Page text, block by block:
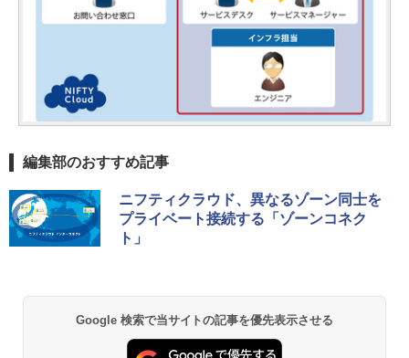
編集部のおすすめ記事
ニフティクラウド、異なるゾーン同士を
プライベート接続する「ゾーンコネク
ト」
Google 検索で当サイトの記事を優先表示させる